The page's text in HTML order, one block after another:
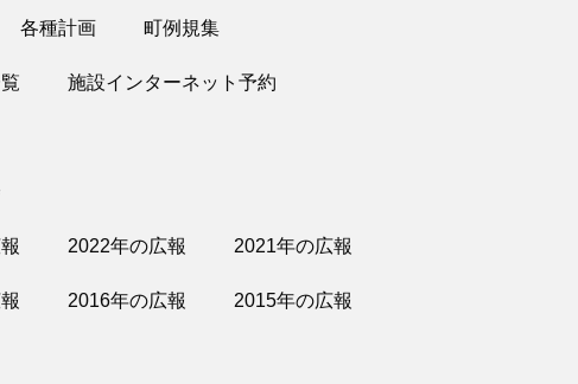
各種計画 町例規集
施設インターネット予約
2022年の広報 2021年の広報
2016年の広報 2015年の広報